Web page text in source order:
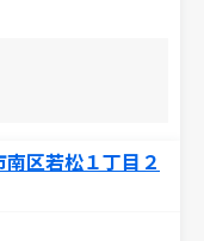
区若松１丁目２